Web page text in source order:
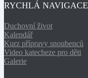
RYCHLÁ NAVIGACE
Duchovní život
Kalendář
Kurz přípravy snoubenců
Video katecheze pro děti
Galerie